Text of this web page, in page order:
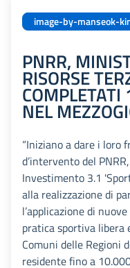
image-by-manseok-
PNRR,
RISORSE
NEL
“Iniziano a dare i loro
d’intervento del
Investimento 3.1
alla realizzazione di
l’applicazione di
pratica sportiva libera
Comuni delle Regioni
residente fino a